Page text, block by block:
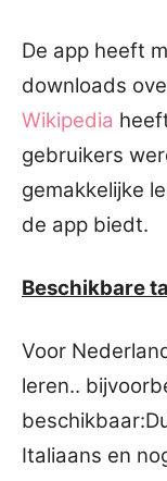
De app heeft
downloads
Wikipedia
gebruikers
gemakkelijke
de app biedt.
Beschikbare
Voor
leren..
beschikbaar:
Italiaans en